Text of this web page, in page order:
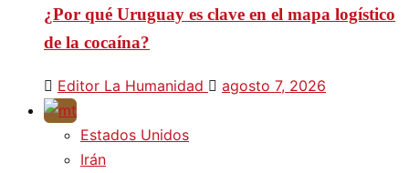
¿Por qué Uruguay es clave en el mapa logístico
de la cocaína?
Editor La Humanidad agosto 7, 2026
Estados Unidos
Irán